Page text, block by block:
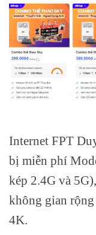
Internet FPT
bị miễn phí
kép 2.4G và
không gian
4K.